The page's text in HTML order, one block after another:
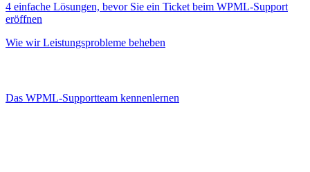
4 einfache Lösungen, bevor Sie ein Ticket beim WPML-Support
eröffnen
Wie wir Leistungsprobleme beheben
Das WPML-Supportteam kennenlernen